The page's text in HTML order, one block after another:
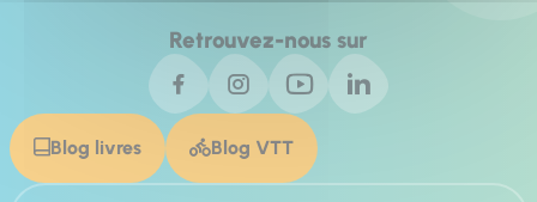
Retrouvez-nous sur
Blog livres Blog VTT